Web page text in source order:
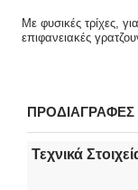
Με φυσικές τρίχες,
επιφανειακές
ΠΡΟΔΙΑΓΡΑΦΕΣ
Τεχνικά